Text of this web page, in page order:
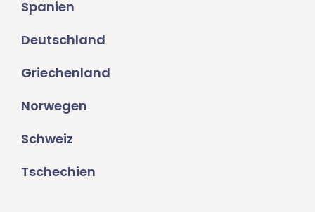
Spanien
Deutschland
Griechenland
Norwegen
Schweiz
Tschechien